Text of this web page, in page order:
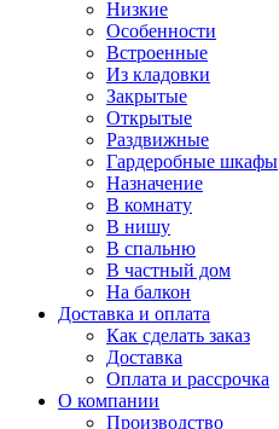
Низкие
Особенности
Встроенные
Из кладовки
Закрытые
Открытые
Раздвижные
Гардеробные шкафы
Назначение
В комнату
В нишу
В спальню
В частный дом
На балкон
Доставка и оплата
Как сделать заказ
Доставка
Оплата и рассрочка
О компании
Производство